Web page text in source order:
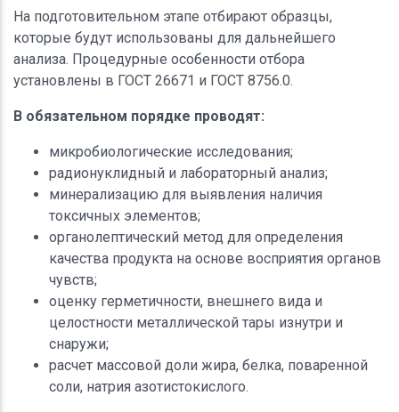
На подготовительном этапе отбирают образцы,
которые будут использованы для дальнейшего
анализа. Процедурные особенности отбора
установлены в ГОСТ 26671 и ГОСТ 8756.0.
В обязательном порядке проводят:
микробиологические исследования;
радионуклидный и лабораторный анализ;
минерализацию для выявления наличия
токсичных элементов;
органолептический метод для определения
качества продукта на основе восприятия органов
чувств;
оценку герметичности, внешнего вида и
целостности металлической тары изнутри и
снаружи;
расчет массовой доли жира, белка, поваренной
соли, натрия азотистокислого.